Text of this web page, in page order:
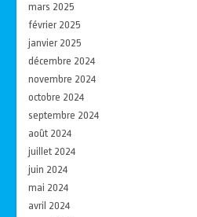
mars 2025
février 2025
janvier 2025
décembre 2024
novembre 2024
octobre 2024
septembre 2024
août 2024
juillet 2024
juin 2024
mai 2024
avril 2024